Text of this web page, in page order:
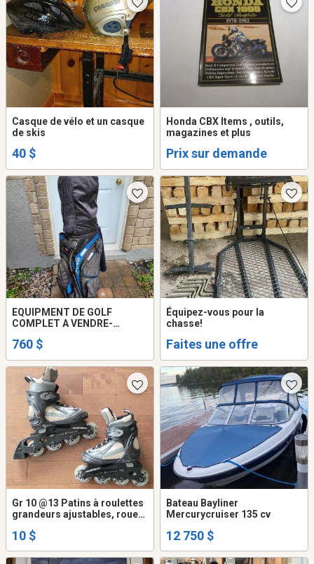
Casque de vélo et un casque
de skis
40 $
Honda CBX Items , outils,
magazines et plus
Prix sur demande
EQUIPMENT DE GOLF
COMPLET A VENDRE-
760 $
Équipez-vous pour la
chasse!
Faites une offre
Gr 10 @13 Patins à roulettes
grandeurs ajustables, roues
Wheel, propre.
10 $
Bateau Bayliner
Mercurycruiser 135 cv
12 750 $